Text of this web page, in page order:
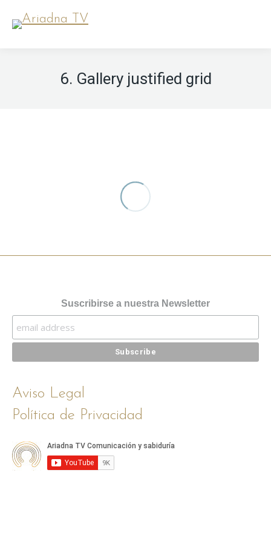
6. Gallery justified grid
Suscribirse a nuestra Newsletter
Aviso Legal
Política de Privacidad